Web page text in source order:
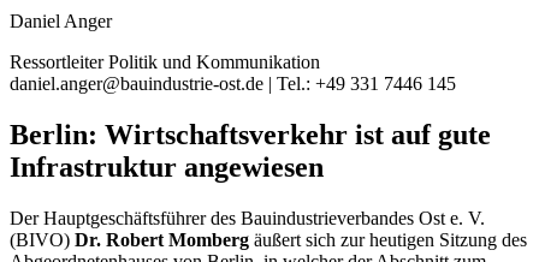
Daniel Anger
Ressortleiter Politik und Kommunikation
daniel.anger@bauindustrie-ost.de | Tel.: +49 331 7446 145
Berlin: Wirtschaftsverkehr ist auf gute
Infrastruktur angewiesen
Der Hauptgeschäftsführer des Bauindustrieverbandes Ost e. V.
(BIVO) Dr. Robert Momberg äußert sich zur heutigen Sitzung des